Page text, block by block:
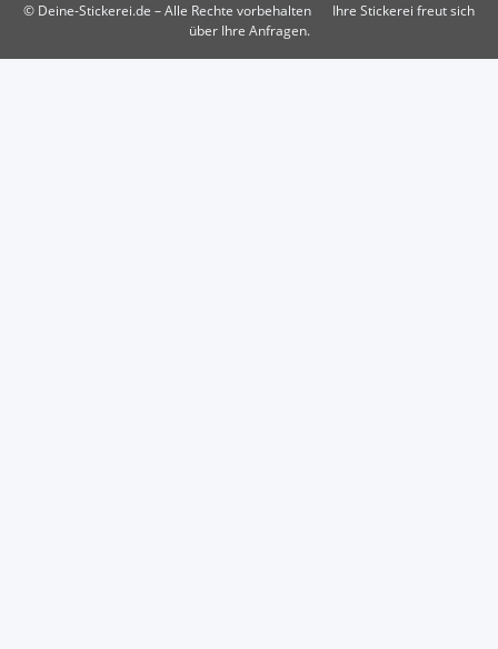
© Deine-Stickerei.de – Alle Rechte vorbehalten
Ihre Stickerei freut sich
über Ihre Anfragen.